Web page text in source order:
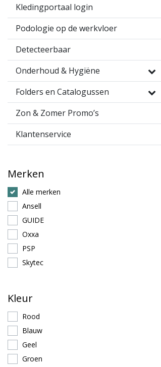
Kledingportaal login
Podologie op de werkvloer
Detecteerbaar
Onderhoud & Hygiëne
Folders en Catalogussen
Zon & Zomer Promo’s
Klantenservice
Merken
Alle merken
Ansell
GUIDE
Oxxa
PSP
Skytec
Kleur
Rood
Blauw
Geel
Groen